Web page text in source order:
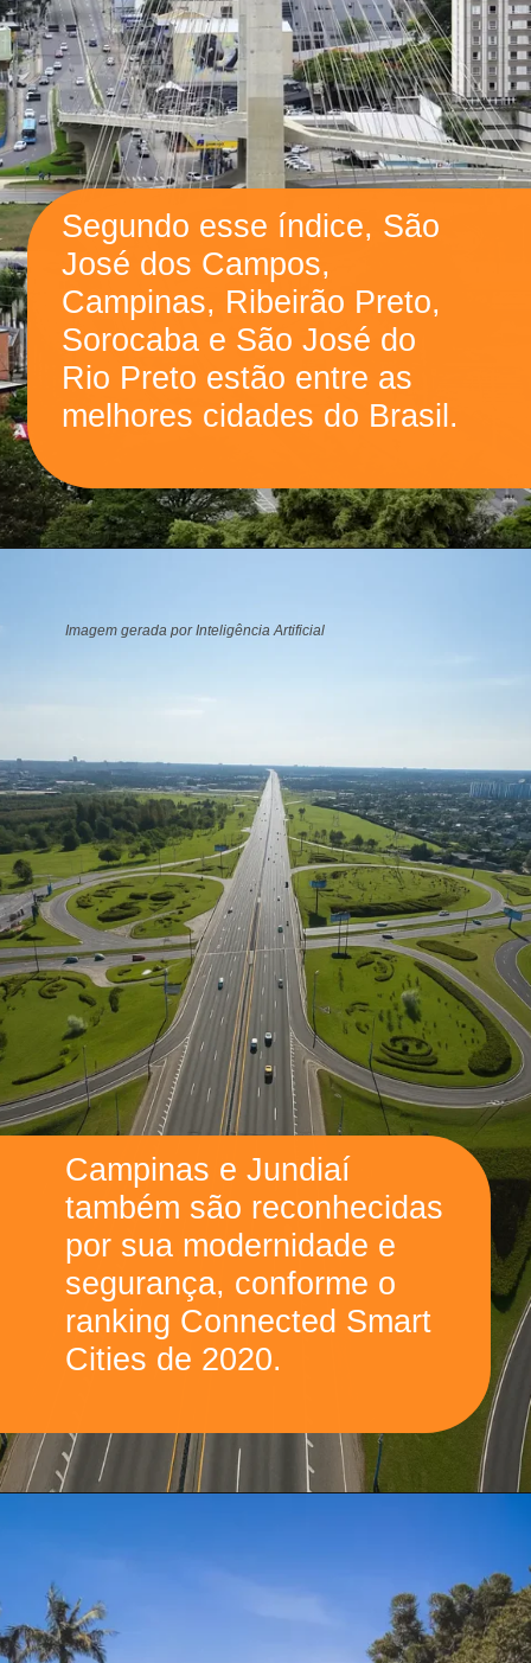
Segundo esse índice, São
José dos Campos,
Campinas, Ribeirão Preto,
Sorocaba e São José do
Rio Preto estão entre as
melhores cidades do Brasil.
Campinas e Jundiaí
também são reconhecidas
por sua modernidade e
segurança, conforme o
ranking Connected Smart
Cities de 2020.
Imagem gerada por Inteligência Artificial